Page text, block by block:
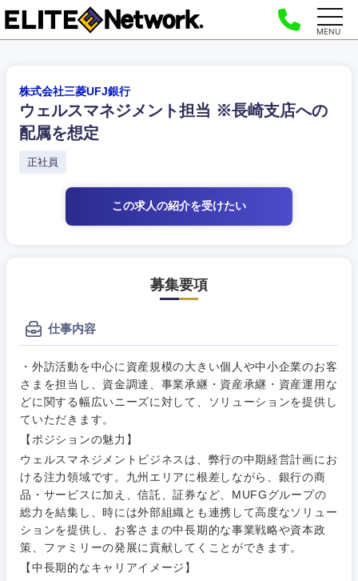
MENU
株式会社三菱UFJ銀行
ウェルスマネジメント担当 ※長崎支店への
配属を想定
正社員
この求人の紹介を受けたい
募集要項
仕事内容
・外訪活動を中心に資産規模の大きい個人や中小企業のお客
さまを担当し、資金調達、事業承継・資産承継・資産運用な
どに関する幅広いニーズに対して、ソリューションを提供し
ていただきます。
【ポジションの魅力】
ウェルスマネジメントビジネスは、弊行の中期経営計画にお
ける注力領域です。九州エリアに根差しながら、銀行の商
品・サービスに加え、信託、証券など、MUFGグループの
総力を結集し、時には外部組織とも連携して高度なソリュー
ションを提供し、お客さまの中長期的な事業戦略や資本政
策、ファミリーの発展に貢献してくことができます。
【中長期的なキャリアイメージ】
ご希望の職種を選択してください
経営企
画・事業
企画
経営ボー
ド
すべての経営企画・事業企
画
事業企画・事業開発
ご希望の職種を選択してください
経営企画・事業企画
経営ボード
管理
ご希望の業界を選択してください
商社・卸
エネルギー・資源・環境
自動車・機械・船舶
ご希望の勤務地を選択してください
北海道・東北地方
北海道 青森県
秋田県
ご希望条件を入力ください
希望年収
20代 30代